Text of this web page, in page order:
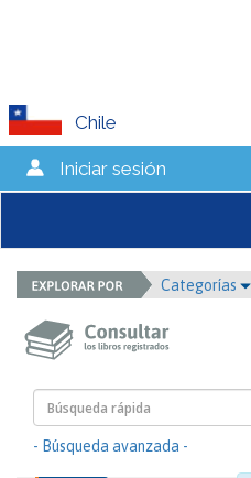
Chile
Iniciar sesión
Categorías
- Búsqueda avanzada -